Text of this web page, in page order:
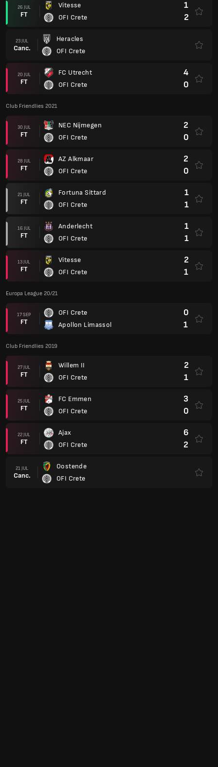
26 JUL
FT
Vitesse
OFI Crete
1
2
23 JUL
Canc.
Heracles
OFI Crete
20 JUL
FT
FC Utrecht
OFI Crete
4
0
Club Friendlies 2021
30 JUL
FT
NEC Nijmegen
OFI Crete
2
0
28 JUL
FT
AZ Alkmaar
OFI Crete
2
0
21 JUL
FT
Fortuna Sittard
OFI Crete
1
1
16 JUL
FT
Anderlecht
OFI Crete
1
1
13 JUL
FT
Vitesse
OFI Crete
2
1
Europa League 20/21
17 SEP
FT
OFI Crete
Apollon Limassol
0
1
Club Friendlies 2019
27 JUL
FT
Willem II
OFI Crete
2
1
25 JUL
FT
FC Emmen
OFI Crete
3
0
22 JUL
FT
Ajax
OFI Crete
6
2
21 JUL
Canc.
Oostende
OFI Crete